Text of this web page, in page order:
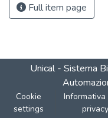
Full item page
Unical - Sistema
Cookie
settings
privacy